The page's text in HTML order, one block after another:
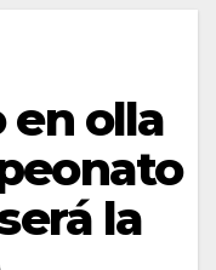
en olla
la